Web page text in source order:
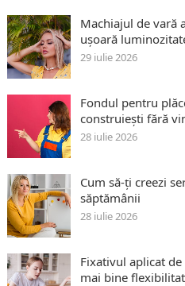
Machiajul de vară
ușoară
29 iulie 2026
Fondul pentru
construiești fără
28 iulie 2026
Cum să-ți creezi
săptămânii
28 iulie 2026
Fixativul aplicat
mai bine